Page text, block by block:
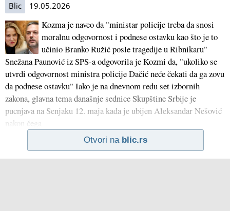
Blic 19.05.2026
Kozma je naveo da "ministar policije treba da snosi
moralnu odgovornost i podnese ostavku kao što je to
učinio Branko Ružić posle tragedije u Ribnikaru"
Snežana Paunović iz SPS-a odgovorila je Kozmi da, "ukoliko se
utvrdi odgovornost ministra policije Dačić neće čekati da ga zovu
da podnese ostavku" Iako je na dnevnom redu set izbornih
zakona, glavna tema današnje sednice Skupštine Srbije je
pucnjava na Senjaku 12. maja kada je ubijen Aleksandar Nešović
nakon čega
Otvori na blic.rs